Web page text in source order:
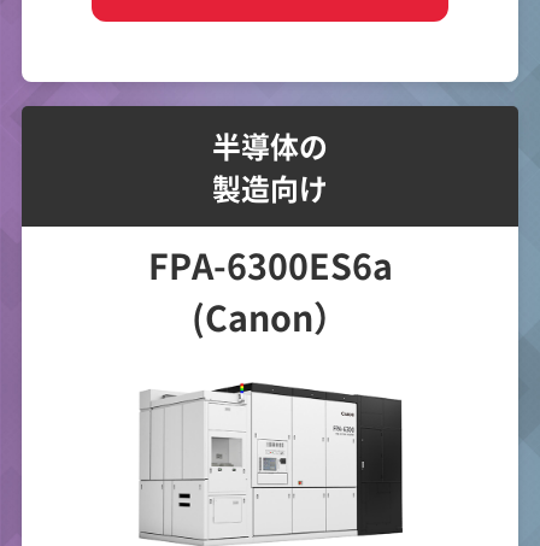
半導体の
製造向け
FPA-6300ES6a
(Canon）